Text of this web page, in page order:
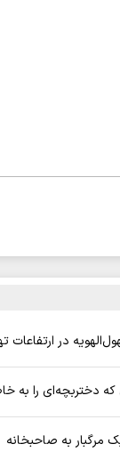
در ارتفاعات
دختربچه‌ای را به
مرگبار به صاحبخانه